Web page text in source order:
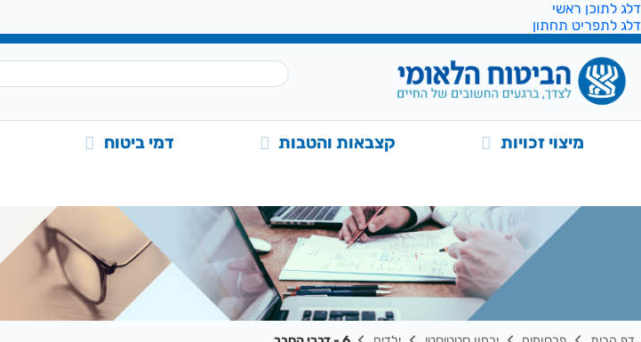
דלג לתוכן ראשי
דלג לתפריט תחתון
מיצוי זכויות קצבאות והטבות דמי ביטוח